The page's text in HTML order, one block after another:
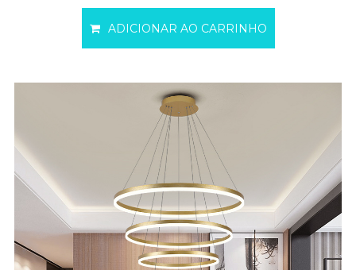
ADICIONAR AO CARRINHO